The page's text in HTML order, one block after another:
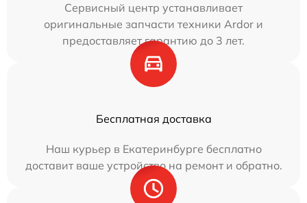
Сервисный центр устанавливает
оригинальные запчасти техники Ardor и
предоставляет гарантию до 3 лет.
Бесплатная доставка
Наш курьер в Екатеринбурге бесплатно
доставит ваше устройство на ремонт и обратно.